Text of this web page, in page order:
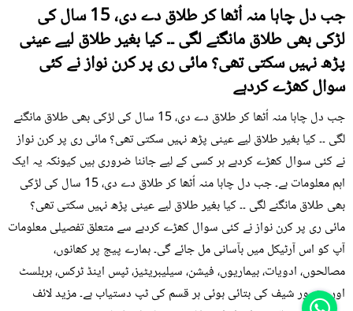
جب دل چاہا منہ اُٹھا کر طلاق دے دی، 15 سال کی
لڑکی بھی طلاق مانگنے لگی ۔۔ کیا بغیر طلاق لیے عینی
پڑھ نہیں سکتی تھی؟ مائی ری پر کرن نواز نے کئی
سوال کھڑے کردہے
جب دل چاہا منہ اُٹھا کر طلاق دے دی، 15 سال کی لڑکی بھی طلاق مانگنے
لگی ۔۔ کیا بغیر طلاق لیے عینی پڑھ نہیں سکتی تھی؟ مائی ری پر کرن نواز
نے کئی سوال کھڑے کردہے ہر کسی کے لیے جاننا ضروری ہیں کیونکہ یہ ایک
اہم معلومات ہے۔ جب دل چاہا منہ اُٹھا کر طلاق دے دی، 15 سال کی لڑکی
بھی طلاق مانگنے لگی ۔۔ کیا بغیر طلاق لیے عینی پڑھ نہیں سکتی تھی؟
مائی ری پر کرن نواز نے کئی سوال کھڑے کردہے سے متعلق تفصیلی معلومات
آپ کو اس آرٹیکل میں بآسانی مل جائے گی۔ ہمارے پیج پر کھانوں،
مصالحوں، ادویات، بیماریوں، فیشن، سیلیبریٹیز، ٹپس اینڈ ٹرکس، ہربلسٹ
اور مشہور شیف کی بتائی ہوئی ہر قسم کی ٹپ دستیاب ہے۔ مزید لائف